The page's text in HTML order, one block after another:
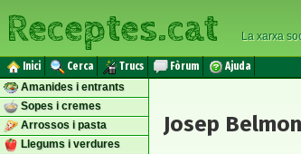
Receptes.cat La xarxa
Inici Cerca Trucs Fòrum Ajuda
Amanides i entrants
Sopes i cremes
Arrossos i pasta
Llegums i verdures
Josep